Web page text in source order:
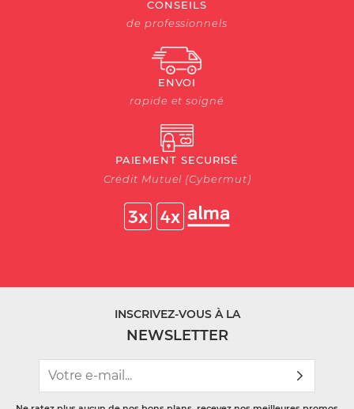
CONSEILS
de professionnels
ENVOI
rapide et soigné
PAIEMENT SECURISÉ
Crédit Mutuel (Cybermut)
INSCRIVEZ-VOUS À LA
NEWSLETTER